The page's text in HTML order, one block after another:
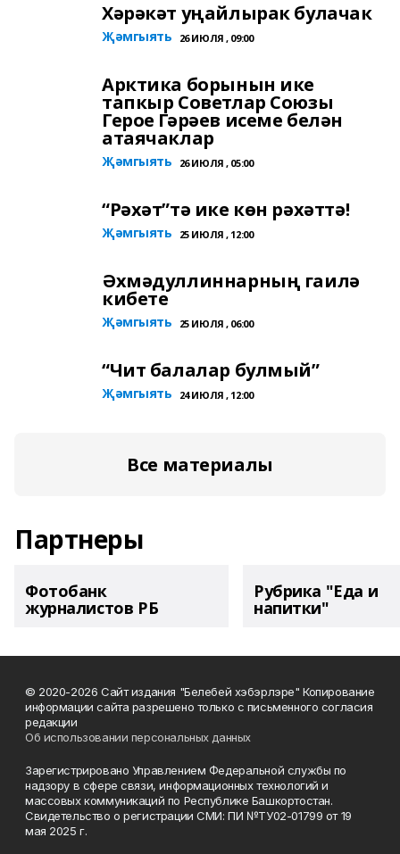
Хәрәкәт уңайлырак булачак
Җәмгыять 26 ИЮЛЯ , 09:00
Арктика борынын ике
тапкыр Советлар Союзы
Герое Гәрәев исеме белән
атаячаклар
Җәмгыять 26 ИЮЛЯ , 05:00
“Рәхәт”тә ике көн рәхәттә!
Җәмгыять 25 ИЮЛЯ , 12:00
Әхмәдуллиннарның гаилә
кибете
Җәмгыять 25 ИЮЛЯ , 06:00
“Чит балалар булмый”
Җәмгыять 24 ИЮЛЯ , 12:00
Все материалы
Партнеры
Фотобанк
журналистов РБ
Рубрика "Еда и
напитки"
© 2020-2026 Сайт издания "Белебей хэбэрлэре" Копирование
информации сайта разрешено только с письменного согласия
редакции
Об использовании персональных данных
Зарегистрировано Управлением Федеральной службы по
надзору в сфере связи, информационных технологий и
массовых коммуникаций по Республике Башкортостан.
Свидетельство о регистрации СМИ: ПИ №ТУ02-01799 от 19
мая 2025 г.